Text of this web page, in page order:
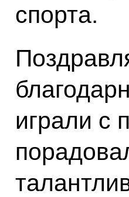
спорта.
играли с